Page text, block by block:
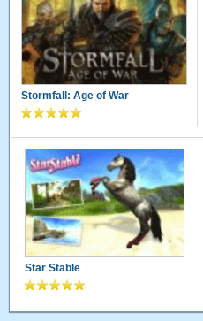
Stormfall: Age of War
Star Stable